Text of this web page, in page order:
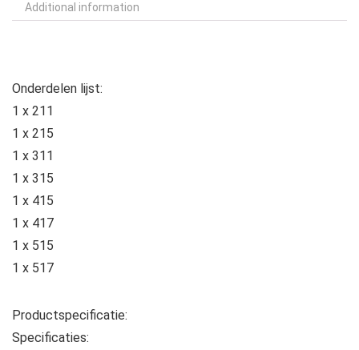
Additional information
Onderdelen lijst:
1 x 211
1 x 215
1 x 311
1 x 315
1 x 415
1 x 417
1 x 515
1 x 517
Productspecificatie:
Specificaties: